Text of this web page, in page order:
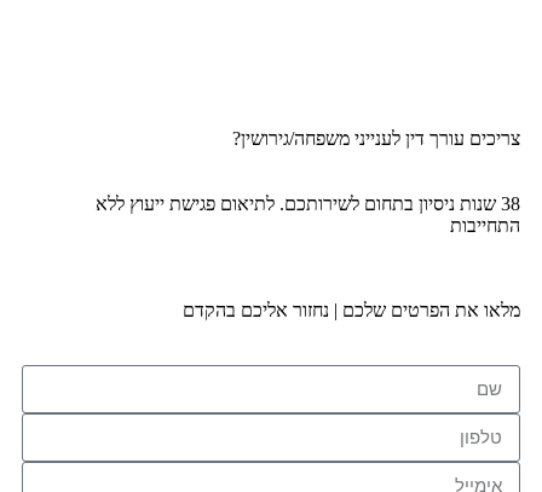
צריכים עורך דין לענייני משפחה/גירושין?
38 שנות ניסיון בתחום לשירותכם. לתיאום פגישת ייעוץ ללא
התחייבות
מלאו את הפרטים שלכם | נחזור אליכם בהקדם